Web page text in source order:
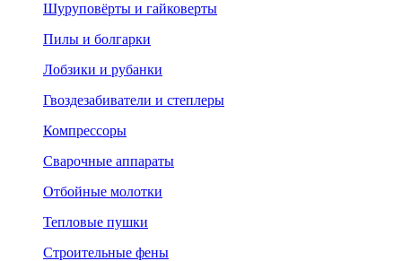
Шуруповёрты и гайковерты
Пилы и болгарки
Лобзики и рубанки
Гвоздезабиватели и степлеры
Компрессоры
Сварочные аппараты
Отбойные молотки
Тепловые пушки
Строительные фены